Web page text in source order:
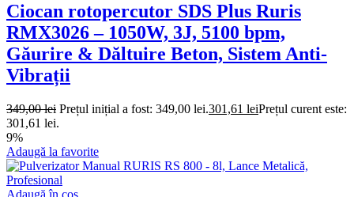
Ciocan rotopercutor SDS Plus Ruris
RMX3026 – 1050W, 3J, 5100 bpm,
Găurire & Dăltuire Beton, Sistem Anti-
Vibrații
349,00lei Prețul inițial a fost: 349,00 lei.301,61 leiPrețul curent este:
301,61 lei.
9%
Adaugă la favorite